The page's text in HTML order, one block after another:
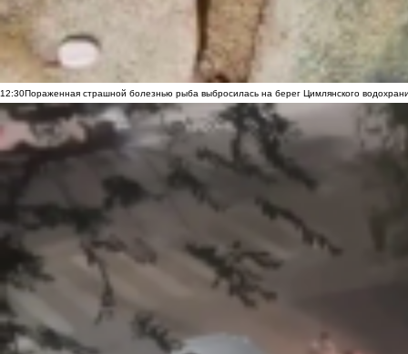
12:30Пораженная страшной болезнью рыба выбросилась на берег Цимлянского